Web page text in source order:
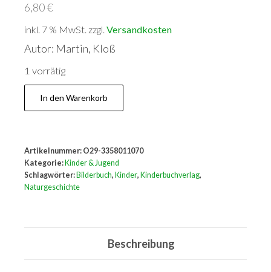
6,80€
inkl. 7 % MwSt. zzgl. Versandkosten
Autor: Martin, Kloß
1 vorrätig
Heuernte
schöne
Sommertag
Menge
In den Warenkorb
Artikelnummer: O29-3358011070
Kategorie: Kinder & Jugend
Schlagwörter: Bilderbuch, Kinder, Kinderbuchverlag,
Naturgeschichte
Beschreibung